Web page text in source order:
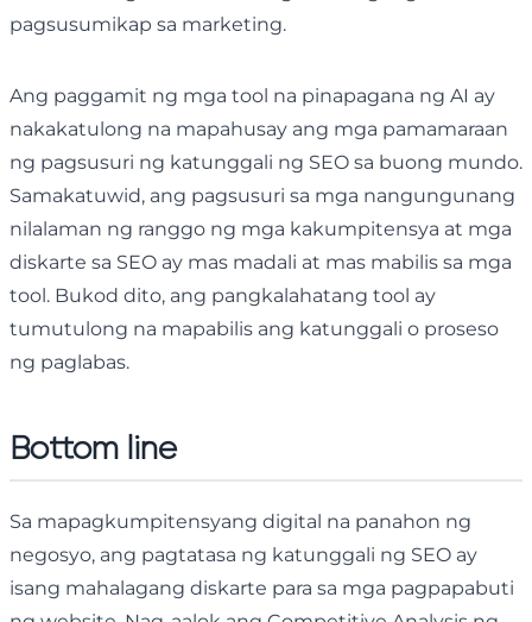
pagsusumikap sa marketing.
Ang paggamit ng mga tool na pinapagana ng AI ay
nakakatulong na mapahusay ang mga pamamaraan
ng pagsusuri ng katunggali ng SEO sa buong mundo.
Samakatuwid, ang pagsusuri sa mga nangungunang
nilalaman ng ranggo ng mga kakumpitensya at mga
diskarte sa SEO ay mas madali at mas mabilis sa mga
tool. Bukod dito, ang pangkalahatang tool ay
tumutulong na mapabilis ang katunggali o proseso
ng paglabas.
Bottom line
Sa mapagkumpitensyang digital na panahon ng
negosyo, ang pagtatasa ng katunggali ng SEO ay
isang mahalagang diskarte para sa mga pagpapabuti